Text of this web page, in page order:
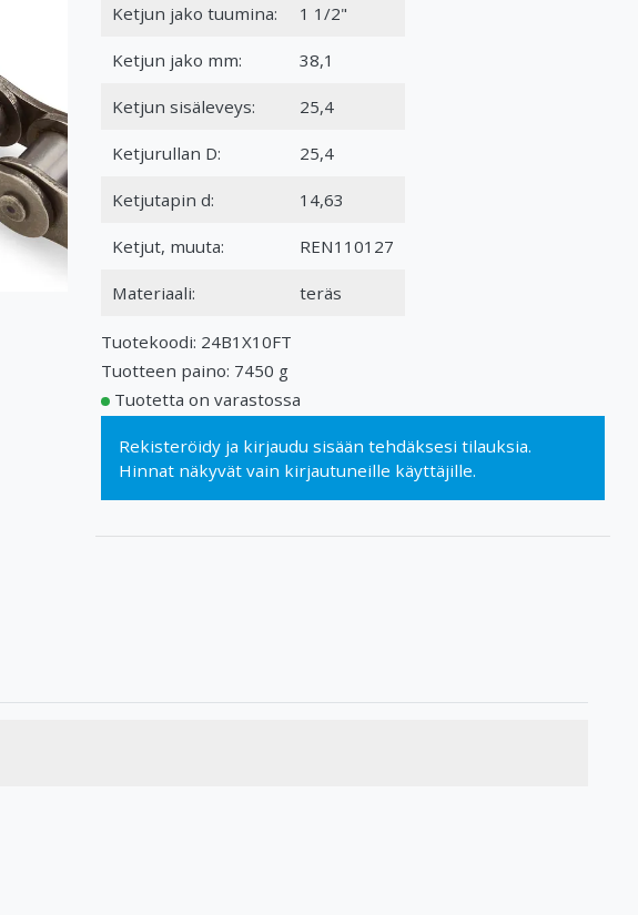
Ketjun jako tuumina: 1 1/2"
Ketjun jako mm: 38,1
Ketjun sisäleveys: 25,4
Ketjurullan D: 25,4
Ketjutapin d: 14,63
Ketjut, muuta: REN110127
Materiaali: teräs
Tuotekoodi: 24B1X10FT
Tuotteen paino: 7450 g
Tuotetta on varastossa
Rekisteröidyja kirjaudu sisään tehdäksesi tilauksia.
Hinnat näkyvät vain kirjautuneille käyttäjille.